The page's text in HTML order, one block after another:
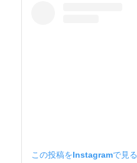
この投稿をInstagramで見る